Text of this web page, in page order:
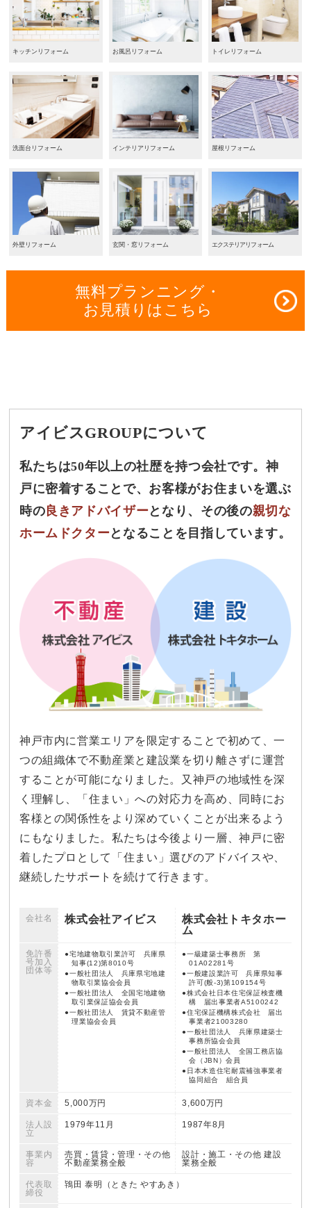
キッチンリフォーム お風呂リフォーム トイレリフォーム
洗面台リフォーム インテリアリフォーム 屋根リフォーム
外壁リフォーム 玄関・窓リフォーム エクステリアリフォーム
無料プランニング・
お見積りはこちら
アイビスGROUPについて
私たちは50年以上の社歴を持つ会社です。神
戸に密着することで、お客様がお住まいを選ぶ
時の良きアドバイザーとなり、その後の親切な
ホームドクターとなることを目指しています。
神戸市内に営業エリアを限定することで初めて、一
つの組織体で不動産業と建設業を切り離さずに運営
することが可能になりました。又神戸の地域性を深
く理解し、「住まい」への対応力を高め、同時にお
客様との関係性をより深めていくことが出来るよう
にもなりました。私たちは今後より一層、神戸に密
着したプロとして「住まい」選びのアドバイスや、
継続したサポートを続けて行きます。
会社名 株式会社アイビス
株式会社トキタホー
ム
免許番
号加入
団体等
宅地建物取引業許可 兵庫県
知事(12)第8010号
一般社団法人 兵庫県宅地建
物取引業協会会員
一般社団法人 全国宅地建物
取引業保証協会会員
一般社団法人 賃貸不動産管
理業協会会員
一級建築士事務所 第
01A02281号
一般建設業許可 兵庫県知事
許可(般-3)第109154号
株式会社日本住宅保証検査機
構 届出事業者A5100242
住宅保証機構株式会社 届出
事業者21003280
一般社団法人 兵庫県建築士
事務所協会会員
一般社団法人 全国工務店協
会（JBN）会員
日本木造住宅耐震補強事業者
協同組合 組合員
資本金 5,000万円 3,600万円
法人設
立
1979年11月 1987年8月
事業内
容
売買・賃貸・管理・その他
不動産業務全般
設計・施工・その他 建設
業務全般
代表取
締役
鴇田 泰明（ときた やすあき）